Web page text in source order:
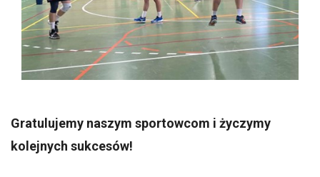
Gratulujemy naszym sportowcom i życzymy
kolejnych sukcesów!